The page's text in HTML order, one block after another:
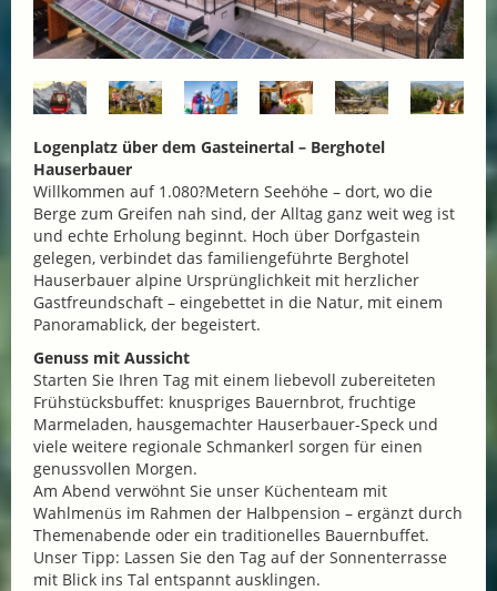
Logenplatz über dem Gasteinertal – Berghotel
Hauserbauer
Willkommen auf 1.080?Metern Seehöhe – dort, wo die
Berge zum Greifen nah sind, der Alltag ganz weit weg ist
und echte Erholung beginnt. Hoch über Dorfgastein
gelegen, verbindet das familiengeführte Berghotel
Hauserbauer alpine Ursprünglichkeit mit herzlicher
Gastfreundschaft – eingebettet in die Natur, mit einem
Panoramablick, der begeistert.
Genuss mit Aussicht
Starten Sie Ihren Tag mit einem liebevoll zubereiteten
Frühstücksbuffet: knuspriges Bauernbrot, fruchtige
Marmeladen, hausgemachter Hauserbauer-Speck und
viele weitere regionale Schmankerl sorgen für einen
genussvollen Morgen.
Am Abend verwöhnt Sie unser Küchenteam mit
Wahlmenüs im Rahmen der Halbpension – ergänzt durch
Themenabende oder ein traditionelles Bauernbuffet.
Unser Tipp: Lassen Sie den Tag auf der Sonnenterrasse
mit Blick ins Tal entspannt ausklingen.